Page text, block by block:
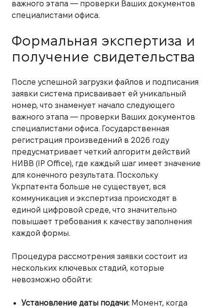
важного этапа — проверки Ваших документов
специалистами офиса.
Формальная экспертиза и
получение свидетельства
После успешной загрузки файлов и подписания
заявки система присваивает ей уникальный
номер, что знаменует начало следующего
важного этапа — проверки Ваших документов
специалистами офиса. Государственная
регистрация произведений в 2026 году
предусматривает четкий алгоритм действий
НИВВ (IP Office), где каждый шаг имеет значение
для конечного результата. Поскольку
Укрпатента больше не существует, вся
коммуникация и экспертиза происходят в
единой цифровой среде, что значительно
повышает требования к качеству заполнения
каждой формы.
Процедура рассмотрения заявки состоит из
нескольких ключевых стадий, которые
невозможно обойти:
Установление даты подачи:Момент, когда